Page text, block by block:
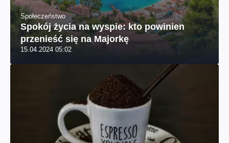
Społeczeństwo
Spokój życia na wyspie: kto powinien
przenieść się na Majorkę
15.04.2024 05:02